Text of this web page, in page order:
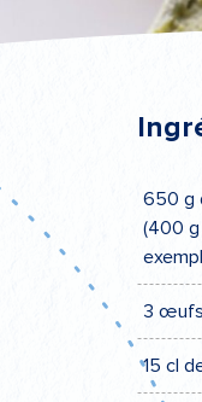
650 g
(400 g
3
15 cl